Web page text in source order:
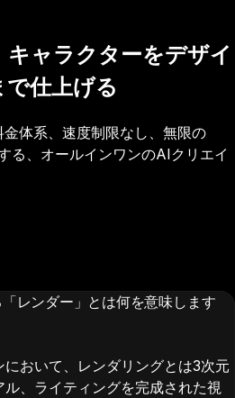
キャラクターをデザイ
仕上げる
体系、速度制限なし、無限の
る、オールインワンのAIクリエイ
レンダー」とは何を意味します
おいて、レンダリングとは3次元
、ライティングを完成された視